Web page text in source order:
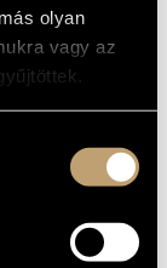
olyan
vagy az
bmc.jegy.hu